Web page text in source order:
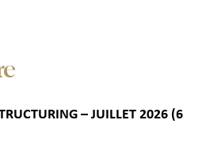
– JUILLET 2026 (6